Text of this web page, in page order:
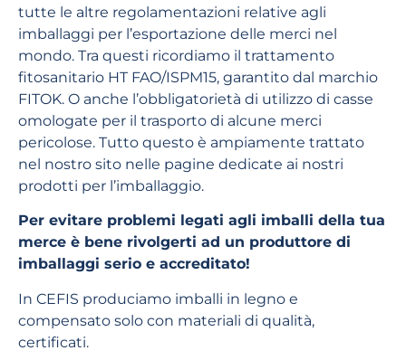
tutte le altre regolamentazioni relative agli
imballaggi per l’esportazione delle merci nel
mondo. Tra questi ricordiamo il trattamento
fitosanitario HT FAO/ISPM15, garantito dal marchio
FITOK. O anche l’obbligatorietà di utilizzo di casse
omologate per il trasporto di alcune merci
pericolose. Tutto questo è ampiamente trattato
nel nostro sito nelle pagine dedicate ai nostri
prodotti per l’imballaggio.
Per evitare problemi legati agli imballi della tua
merce è bene rivolgerti ad un produttore di
imballaggi serio e accreditato!
In CEFIS produciamo imballi in legno e
compensato solo con materiali di qualità,
certificati.